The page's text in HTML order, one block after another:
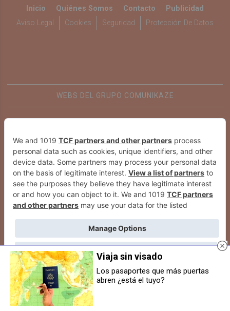
Inicio Quiénes Somos Contacto
Publicidad
Aviso Legal
Cookies Seguridad Protección De Datos
WEBS DEL GRUPO COMUNIKAZE
Navarra destaca en el Congreso
Nacional de Turismo Rural de
ASETUR con un gran premio para
la gastronomía de Arguedas
Navarra atiende a medio centenar
Viaja sin visado
Los pasaportes que más puertas
abren ¿está el tuyo?